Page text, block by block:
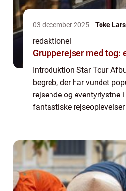
03 december 2025 Toke
redaktionel
Grupperejser med tog:
Introduktion Star Tour
begreb, der har vundet
rejsende og eventyrlystne
fantastiske rejseoplevelser
Afbudsre...